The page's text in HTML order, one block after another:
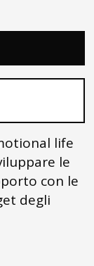
life
le
con le
degli